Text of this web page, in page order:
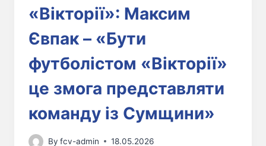
«Вікторії»: Максим
Євпак – «Бути
футболістом «Вікторії»
це змога представляти
команду із Сумщини»
By fcv-admin 18.05.2026